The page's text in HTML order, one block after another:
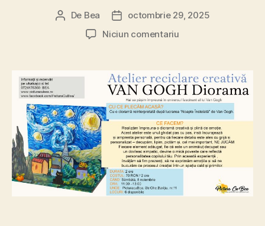
Autor
articol
De Bea
Dată
articol
octombrie 29, 2025
Niciun comentariula
după
lucrarea
“Noapte
Înstelată”
de
Van
Gogh.